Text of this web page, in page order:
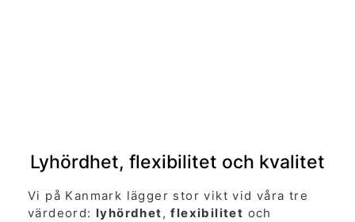
Lyhördhet, flexibilitet och kvalitet
Vi på Kanmark lägger stor vikt vid våra tre
värdeord: lyhördhet,flexibilitet och